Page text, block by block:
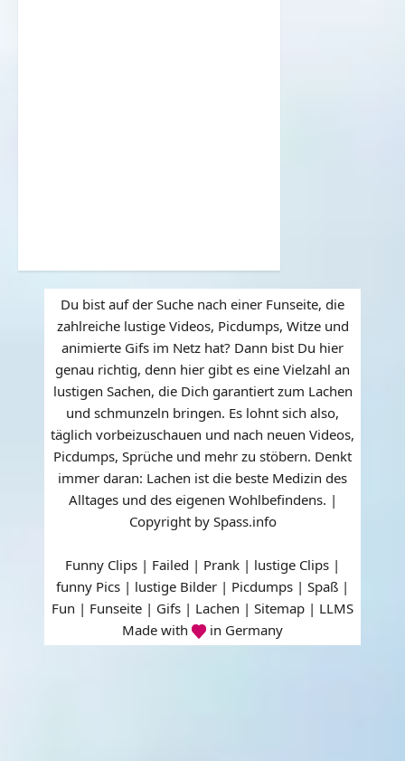
Du bist auf der Suche nach einer Funseite, die
zahlreiche lustige Videos, Picdumps, Witze und
animierte Gifs im Netz hat? Dann bist Du hier
genau richtig, denn hier gibt es eine Vielzahl an
lustigen Sachen, die Dich garantiert zum Lachen
und schmunzeln bringen. Es lohnt sich also,
täglich vorbeizuschauen und nach neuen Videos,
Picdumps, Sprüche und mehr zu stöbern. Denkt
immer daran: Lachen ist die beste Medizin des
Alltages und des eigenen Wohlbefindens. |
Copyright by Spass.info
Funny Clips | Failed | Prank | lustige Clips |
funny Pics | lustige Bilder | Picdumps | Spaß |
Fun | Funseite | Gifs | Lachen | Sitemap | LLMS
Made with
in Germany